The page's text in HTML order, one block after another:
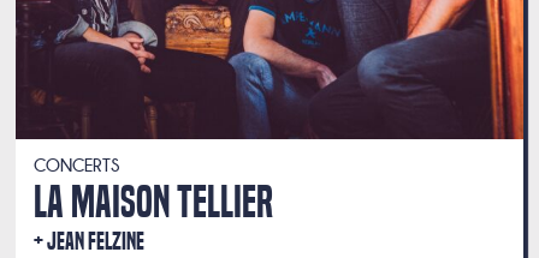
CONCERTS
LA MAISON TELLIER
JEAN FELZINE